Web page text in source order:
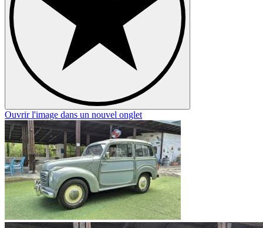
Ouvrir l'image dans un nouvel onglet